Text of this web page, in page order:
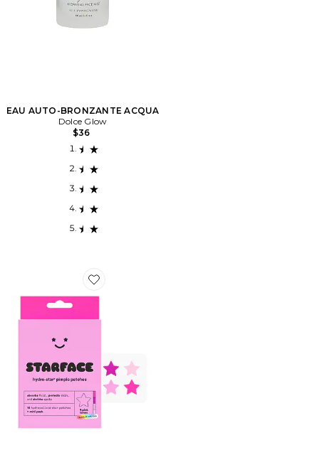
EAU AUTO-BRONZANTE ACQUA
Dolce Glow
$36
Favorite PATCH ANTI-BOUTONS PINK HYDRO STAR